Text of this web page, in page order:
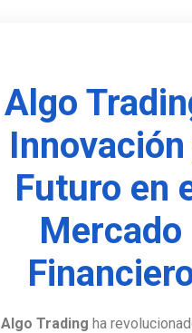
Algo
Futuro en
Mercado
Algo Trading ha